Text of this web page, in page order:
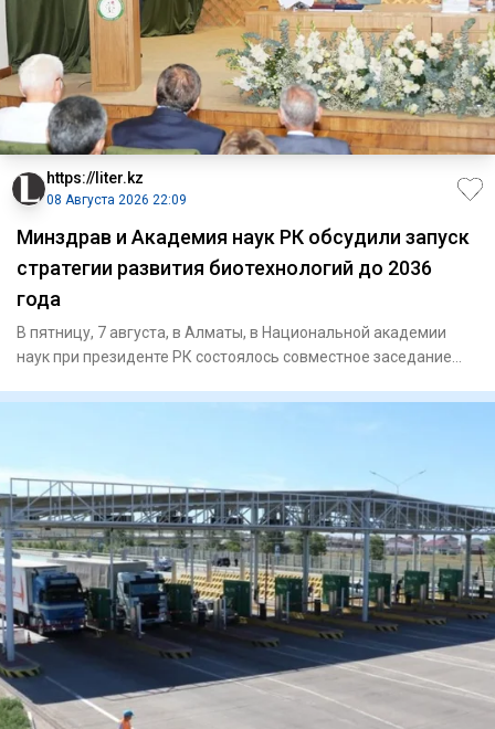
https://liter.kz
08 Августа 2026 22:09
Минздрав и Академия наук РК обсудили запуск
стратегии развития биотехнологий до 2036
года
В пятницу, 7 августа, в Алматы, в Национальной академии
наук при президенте РК состоялось совместное заседание